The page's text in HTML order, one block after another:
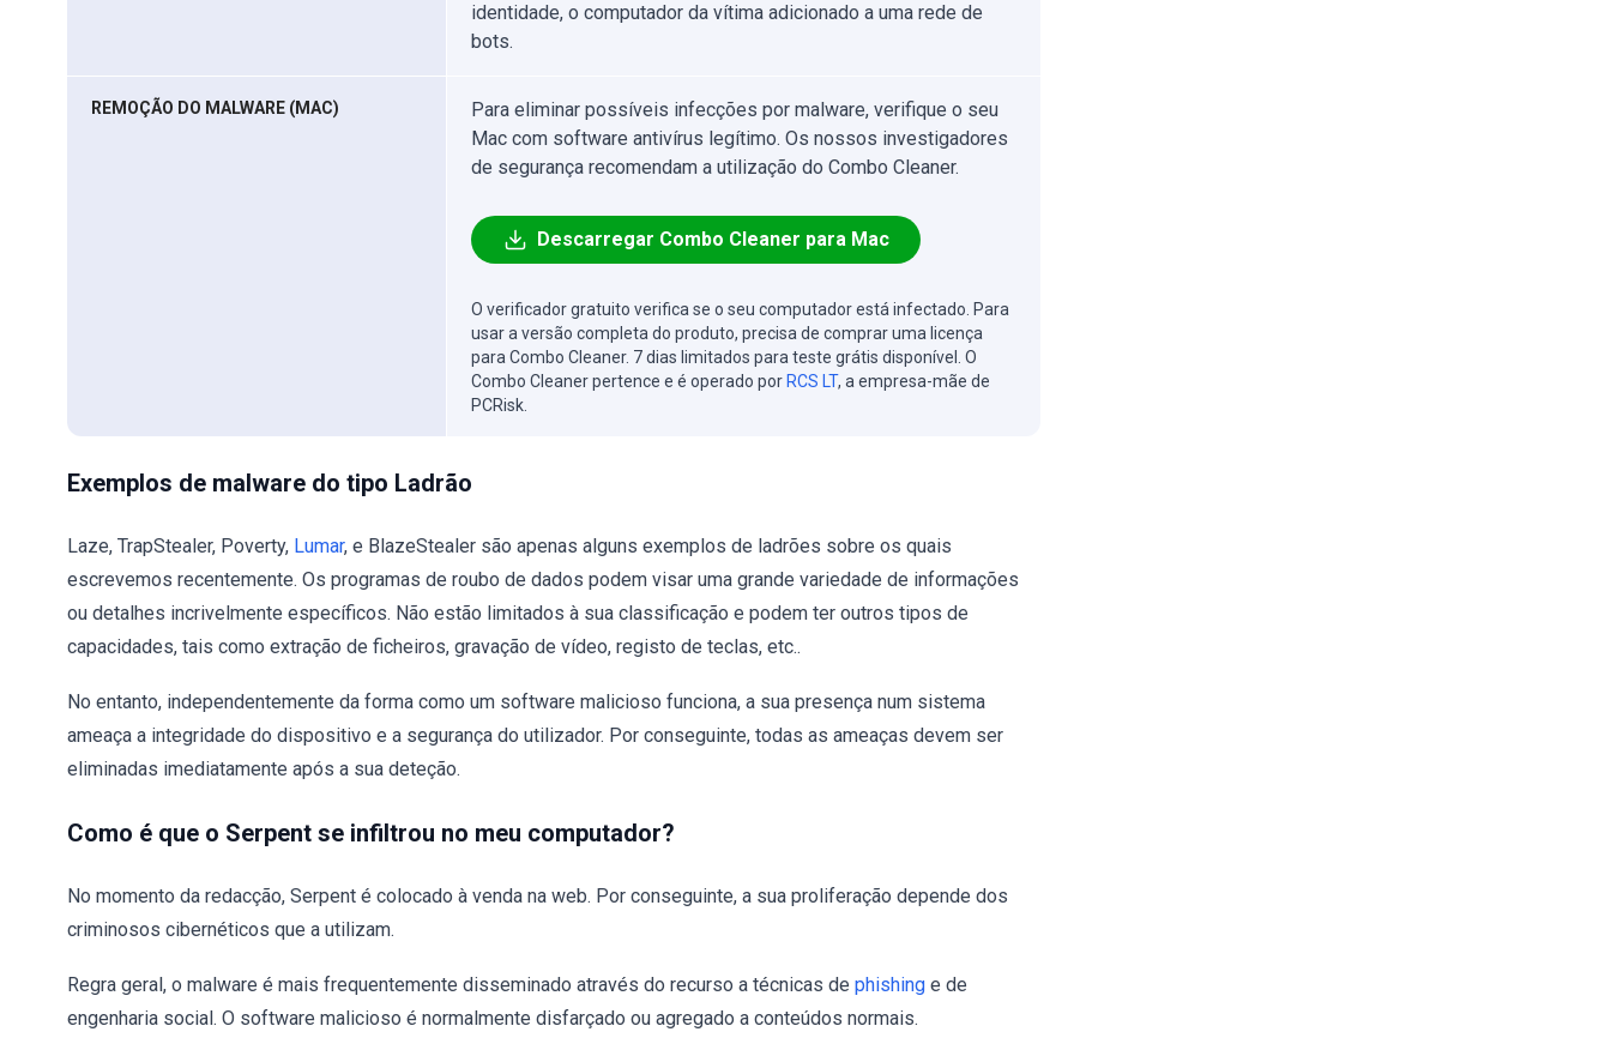
identidade, o computador da vítima adicionado a uma rede de
bots.
REMOÇÃO DO MALWARE (MAC)
Para eliminar possíveis infecções por malware, verifique o seu
Mac com software antivírus legítimo. Os nossos investigadores
de segurança recomendam a utilização do Combo Cleaner.
Descarregar Combo Cleaner para Mac
O verificador gratuito verifica se o seu computador está infectado. Para
usar a versão completa do produto, precisa de comprar uma licença
para Combo Cleaner. 7 dias limitados para teste grátis disponível. O
Combo Cleaner pertence e é operado por RCS LT, a empresa-mãe de
PCRisk.
Exemplos de malware do tipo Ladrão
Laze, TrapStealer, Poverty, Lumar, e BlazeStealer são apenas alguns exemplos de ladrões sobre os quais
escrevemos recentemente. Os programas de roubo de dados podem visar uma grande variedade de informações
ou detalhes incrivelmente específicos. Não estão limitados à sua classificação e podem ter outros tipos de
capacidades, tais como extração de ficheiros, gravação de vídeo, registo de teclas, etc..
No entanto, independentemente da forma como um software malicioso funciona, a sua presença num sistema
ameaça a integridade do dispositivo e a segurança do utilizador. Por conseguinte, todas as ameaças devem ser
eliminadas imediatamente após a sua deteção.
Como é que o Serpent se infiltrou no meu computador?
No momento da redacção, Serpent é colocado à venda na web. Por conseguinte, a sua proliferação depende dos
criminosos cibernéticos que a utilizam.
Regra geral, o malware é mais frequentemente disseminado através do recurso a técnicas de phishing e de
engenharia social. O software malicioso é normalmente disfarçado ou agregado a conteúdos normais.